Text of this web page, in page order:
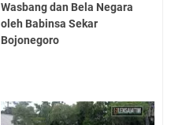
Wasbang dan Bela Negara
oleh Babinsa Sekar
Bojonegoro